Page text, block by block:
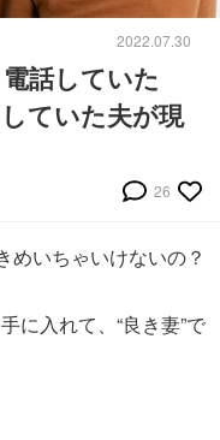
2022.07.30
話していた
ていた夫が現
26
めいちゃいけないの？
に入れて、“良き妻”で